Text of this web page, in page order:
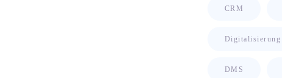
CRM
Digitalisierung
DMS